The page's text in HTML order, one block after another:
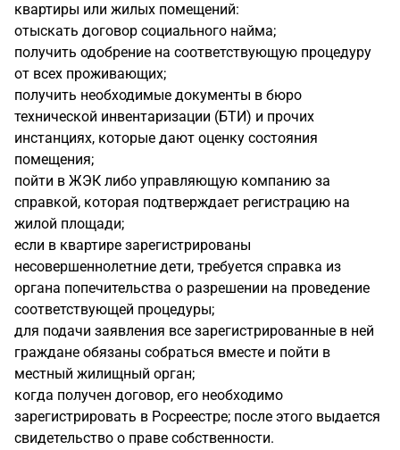
квартиры или жилых помещений:
отыскать договор социального найма;
получить одобрение на соответствующую процедуру
от всех проживающих;
получить необходимые документы в бюро
технической инвентаризации (БТИ) и прочих
инстанциях, которые дают оценку состояния
помещения;
пойти в ЖЭК либо управляющую компанию за
справкой, которая подтверждает регистрацию на
жилой площади;
если в квартире зарегистрированы
несовершеннолетние дети, требуется справка из
органа попечительства о разрешении на проведение
соответствующей процедуры;
для подачи заявления все зарегистрированные в ней
граждане обязаны собраться вместе и пойти в
местный жилищный орган;
когда получен договор, его необходимо
зарегистрировать в Росреестре; после этого выдается
свидетельство о праве собственности.